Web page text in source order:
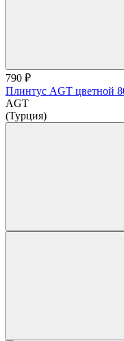
790 ₽
Плинтус AGT цветной
AGT
(Турция)